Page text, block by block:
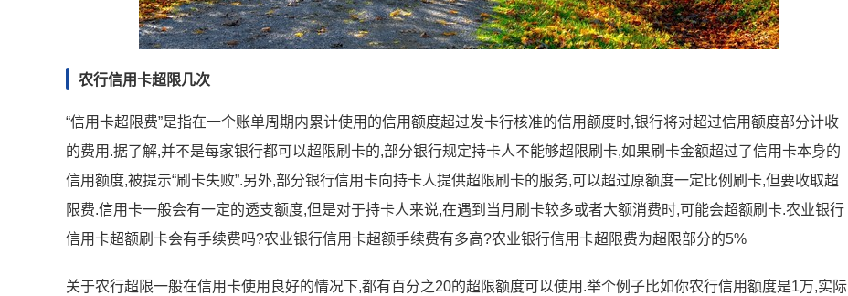
农行信用卡超限几次
“信用卡超限费”是指在一个账单周期内累计使用的信用额度超过发卡行核准的信用额度时,银行将对超过信用额度部分计收
的费用.据了解,并不是每家银行都可以超限刷卡的,部分银行规定持卡人不能够超限刷卡,如果刷卡金额超过了信用卡本身的
信用额度,被提示“刷卡失败”.另外,部分银行信用卡向持卡人提供超限刷卡的服务,可以超过原额度一定比例刷卡,但要收取超
限费.信用卡一般会有一定的透支额度,但是对于持卡人来说,在遇到当月刷卡较多或者大额消费时,可能会超额刷卡.农业银行
信用卡超额刷卡会有手续费吗?农业银行信用卡超额手续费有多高?农业银行信用卡超限费为超限部分的5%
关于农行超限一般在信用卡使用良好的情况下,都有百分之20的超限额度可以使用.举个例子比如你农行信用额度是1万,实际